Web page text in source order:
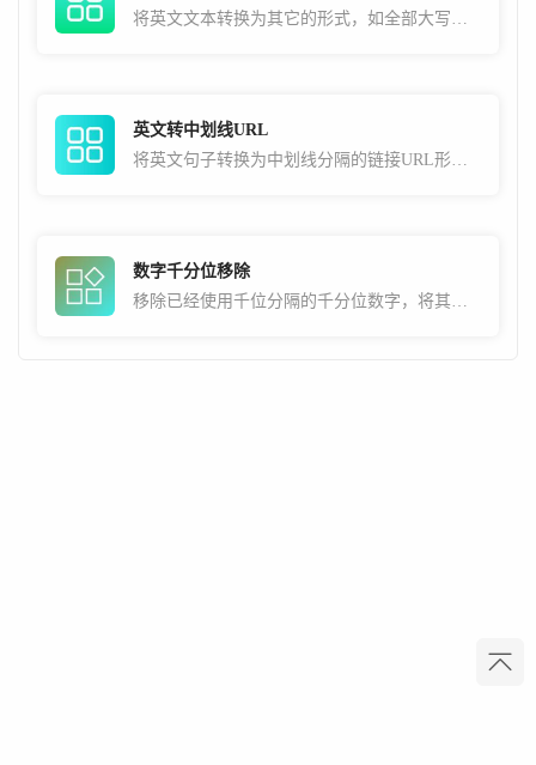
将英文文本转换为其它的形式，如全部大写，全部小写，首字母大写，中划线分隔，下划线分隔等
英文转中划线URL
将英文句子转换为中划线分隔的链接URL形式，常用于SEO用途
数字千分位移除
移除已经使用千位分隔的千分位数字，将其还原为不带符号分隔的正常数字。